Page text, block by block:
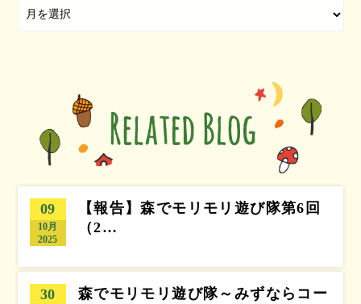
09
10月
2025
【報告】森でモリモリ遊び隊第6回
（2…
30
森でモリモリ遊び隊～みずならコー